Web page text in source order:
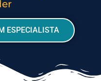
ESPECIALISTA